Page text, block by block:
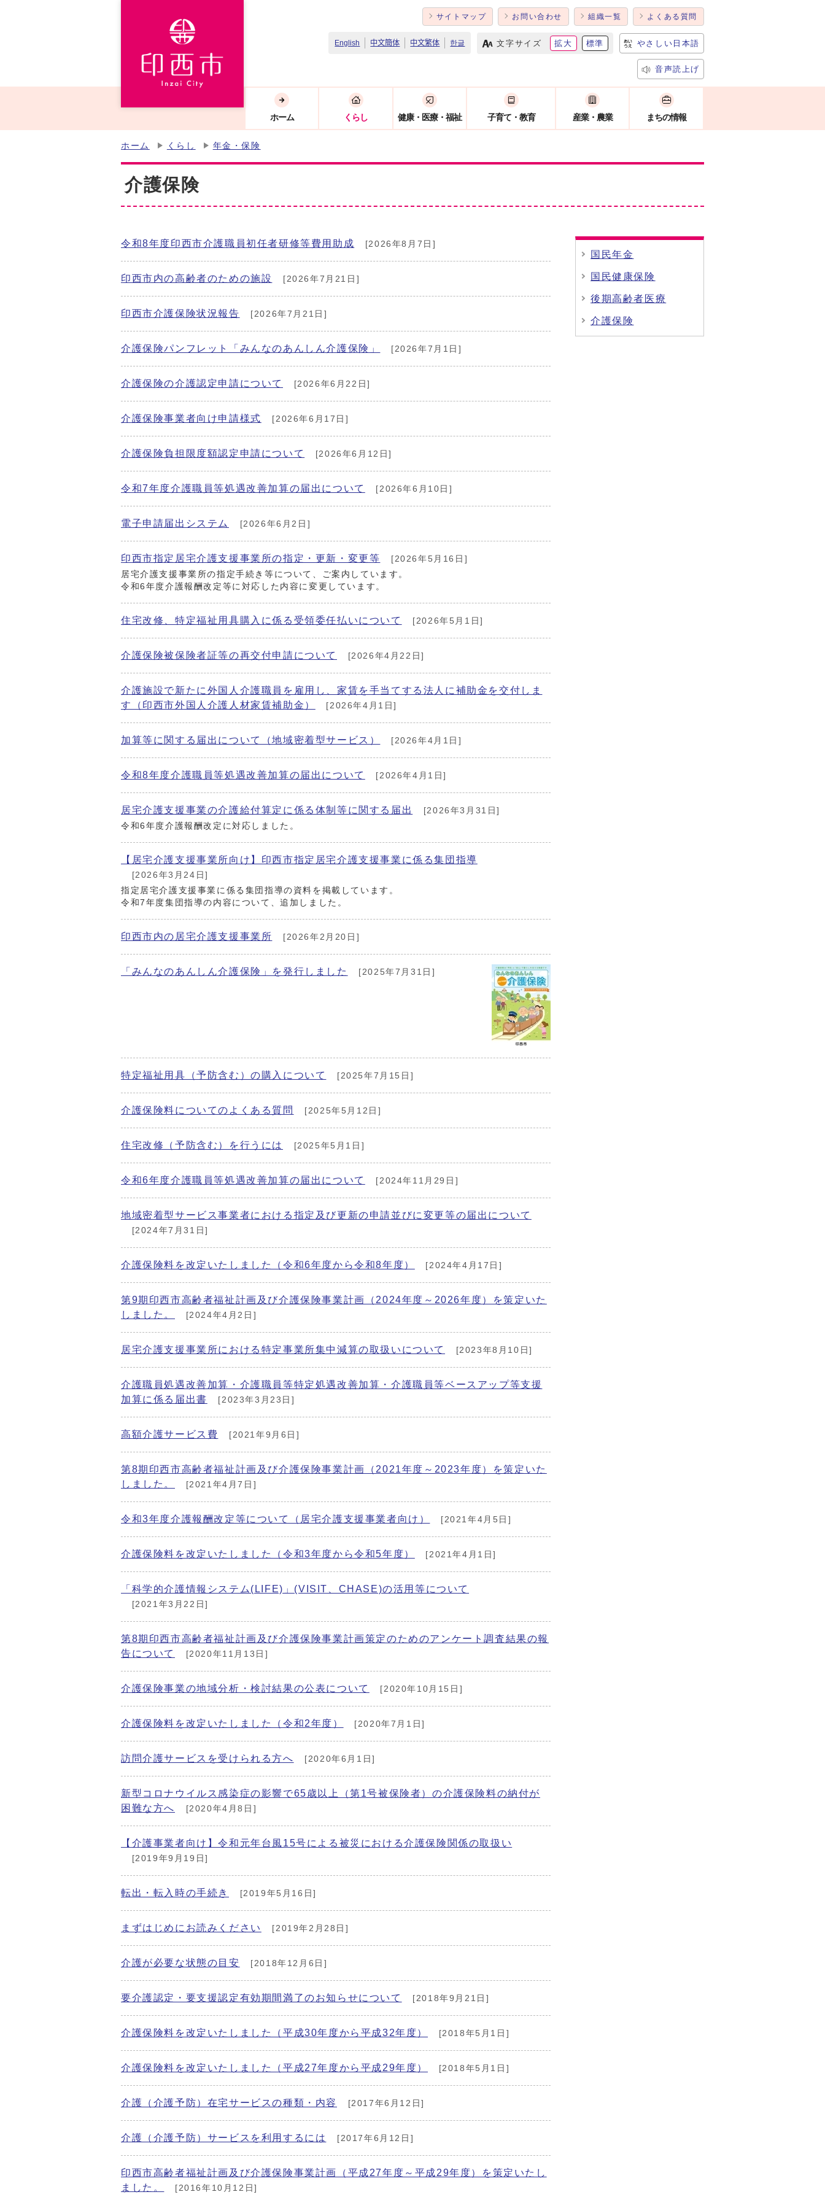
サイトマップ お問い合わせ 組織一覧 よくある質問
English 中文簡体 中文繁体 한글 文字サイズ 拡大 標準 やさしい日本語
音声読上げ
ホーム くらし 健康・医療・福祉 子育て・教育 産業・農業 まちの情報
ホーム くらし 年金・保険
介護保険
令和8年度印西市介護職員初任者研修等費用助成 [2026年8月7日]
印西市内の高齢者のための施設 [2026年7月21日]
印西市介護保険状況報告 [2026年7月21日]
介護保険パンフレット「みんなのあんしん介護保険」 [2026年7月1日]
介護保険の介護認定申請について [2026年6月22日]
介護保険事業者向け申請様式 [2026年6月17日]
介護保険負担限度額認定申請について [2026年6月12日]
令和7年度介護職員等処遇改善加算の届出について [2026年6月10日]
電子申請届出システム [2026年6月2日]
印西市指定居宅介護支援事業所の指定・更新・変更等
[2026年5月16日]
居宅介護支援事業所の指定手続き等について、ご案内しています。
令和6年度介護報酬改定等に対応した内容に変更しています。
住宅改修、特定福祉用具購入に係る受領委任払いについて [2026年5月1日]
介護保険被保険者証等の再交付申請について [2026年4月22日]
介護施設で新たに外国人介護職員を雇用し、家賃を手当てする法人に補助金を交付しま
す（印西市外国人介護人材家賃補助金）
[2026年4月1日]
加算等に関する届出について（地域密着型サービス） [2026年4月1日]
令和8年度介護職員等処遇改善加算の届出について [2026年4月1日]
居宅介護支援事業の介護給付算定に係る体制等に関する届出
[2026年3月31日]
令和6年度介護報酬改定に対応しました。
【居宅介護支援事業所向け】印西市指定居宅介護支援事業に係る集団指導
[2026年3月24日]
指定居宅介護支援事業に係る集団指導の資料を掲載しています。
令和7年度集団指導の内容について、追加しました。
印西市内の居宅介護支援事業所 [2026年2月20日]
「みんなのあんしん介護保険」を発行しました [2025年7月31日]
特定福祉用具（予防含む）の購入について [2025年7月15日]
介護保険料についてのよくある質問 [2025年5月12日]
住宅改修（予防含む）を行うには [2025年5月1日]
令和6年度介護職員等処遇改善加算の届出について [2024年11月29日]
地域密着型サービス事業者における指定及び更新の申請並びに変更等の届出について
[2024年7月31日]
介護保険料を改定いたしました（令和6年度から令和8年度） [2024年4月17日]
第9期印西市高齢者福祉計画及び介護保険事業計画（2024年度～2026年度）を策定いた
しました。
[2024年4月2日]
居宅介護支援事業所における特定事業所集中減算の取扱いについて [2023年8月10日]
介護職員処遇改善加算・介護職員等特定処遇改善加算・介護職員等ベースアップ等支援
加算に係る届出書
[2023年3月23日]
高額介護サービス費 [2021年9月6日]
第8期印西市高齢者福祉計画及び介護保険事業計画（2021年度～2023年度）を策定いた
しました。
[2021年4月7日]
令和3年度介護報酬改定等について（居宅介護支援事業者向け） [2021年4月5日]
介護保険料を改定いたしました（令和3年度から令和5年度） [2021年4月1日]
「科学的介護情報システム(LIFE)」(VISIT、CHASE)の活用等について
[2021年3月22日]
第8期印西市高齢者福祉計画及び介護保険事業計画策定のためのアンケート調査結果の報
告について
[2020年11月13日]
介護保険事業の地域分析・検討結果の公表について [2020年10月15日]
介護保険料を改定いたしました（令和2年度） [2020年7月1日]
訪問介護サービスを受けられる方へ [2020年6月1日]
新型コロナウイルス感染症の影響で65歳以上（第1号被保険者）の介護保険料の納付が
困難な方へ
[2020年4月8日]
【介護事業者向け】令和元年台風15号による被災における介護保険関係の取扱い
[2019年9月19日]
転出・転入時の手続き [2019年5月16日]
まずはじめにお読みください [2019年2月28日]
介護が必要な状態の目安 [2018年12月6日]
要介護認定・要支援認定有効期間満了のお知らせについて [2018年9月21日]
介護保険料を改定いたしました（平成30年度から平成32年度） [2018年5月1日]
介護保険料を改定いたしました（平成27年度から平成29年度） [2018年5月1日]
介護（介護予防）在宅サービスの種類・内容 [2017年6月12日]
介護（介護予防）サービスを利用するには [2017年6月12日]
印西市高齢者福祉計画及び介護保険事業計画（平成27年度～平成29年度）を策定いたし
ました。
[2016年10月12日]
国民年金
国民健康保険
後期高齢者医療
介護保険